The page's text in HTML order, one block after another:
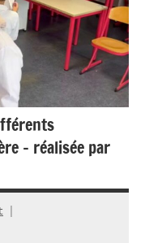
– réalisée par